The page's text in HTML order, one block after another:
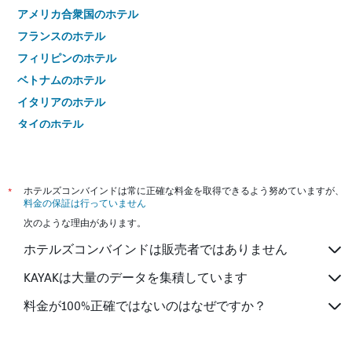
アメリカ合衆国のホテル
フランスのホテル
フィリピンのホテル
ベトナムのホテル
イタリアのホテル
タイのホテル
*
ホテルズコンバインドは常に正確な料金を取得できるよう努めていますが、
料金の保証は行っていません
次のような理由があります。
ホテルズコンバインドは販売者ではありません
KAYAKは大量のデータを集積しています
料金が100%正確ではないのはなぜですか？